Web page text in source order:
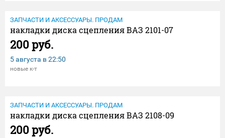
ЗАПЧАСТИ И АКСЕССУАРЫ. ПРОДАМ
накладки диска сцепления ВАЗ 2101-07
200 руб.
5 августа в22:50
новые к-т
ЗАПЧАСТИ И АКСЕССУАРЫ. ПРОДАМ
накладки диска сцепления ВАЗ 2108-09
200 руб.